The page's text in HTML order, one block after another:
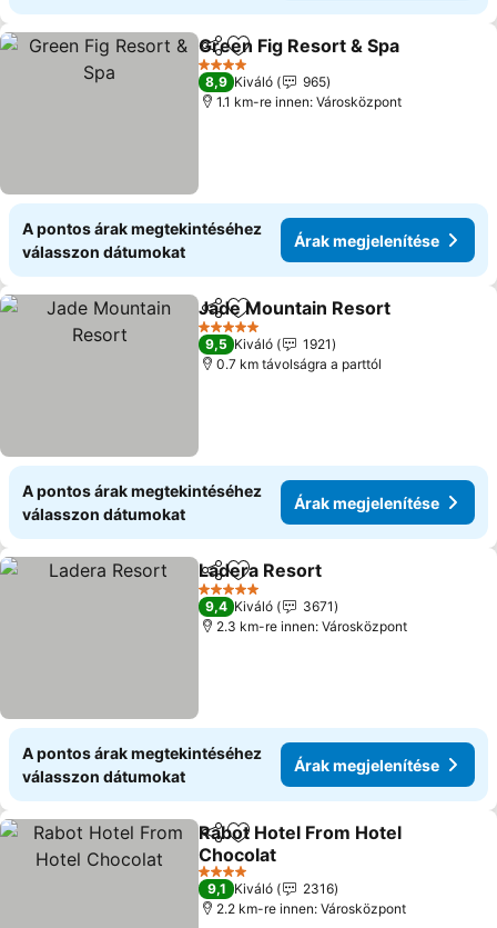
Megosztás
Hozzáadás a kedvencekhez
Green Fig Resort & Spa
4 Kategória
8,9 Kiváló
965
1.1 km-re innen: Városközpont
A pontos árak megtekintéséhez
válasszon dátumokat
Árak megjelenítése
Megosztás
Hozzáadás a kedvencekhez
Jade Mountain Resort
5 Kategória
9,5 Kiváló
1921
0.7 km távolságra a parttól
A pontos árak megtekintéséhez
válasszon dátumokat
Árak megjelenítése
Megosztás
Hozzáadás a kedvencekhez
Ladera Resort
5 Kategória
9,4 Kiváló
3671
2.3 km-re innen: Városközpont
A pontos árak megtekintéséhez
válasszon dátumokat
Árak megjelenítése
Megosztás
Hozzáadás a kedvencekhez
Rabot Hotel From Hotel
Chocolat
4 Kategória
9,1 Kiváló
2316
2.2 km-re innen: Városközpont